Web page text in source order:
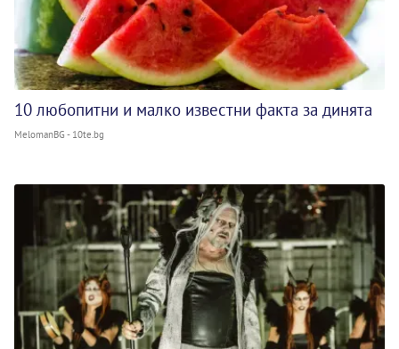
10 любопитни и малко известни факта за динята
MelomanBG - 10te.bg